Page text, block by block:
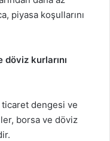
piyasa koşullarını
kurlarını
ticaret dengesi ve
borsa ve döviz